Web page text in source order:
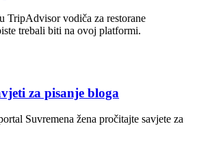
TripAdvisor vodiča za restorane
trebali biti na ovoj platformi.
za pisanje bloga
Suvremena žena pročitajte savjete za